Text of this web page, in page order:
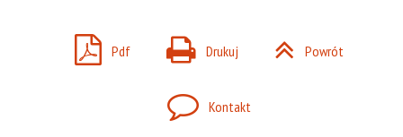
Pdf Drukuj Powrót
Kontakt